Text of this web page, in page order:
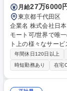
月給27万6000
東京都千代田区
企業名 株式会社日本レジストリサ
モート可/世界で唯一の事業/
ト上の様々なサー
討、イベント運営
や成長に貢献している部署です。 会社の全
発揮できる環境を
新たな施策検討を
を推進。 ・オフィ
年間休日120日以上
時短勤務あり
在宅